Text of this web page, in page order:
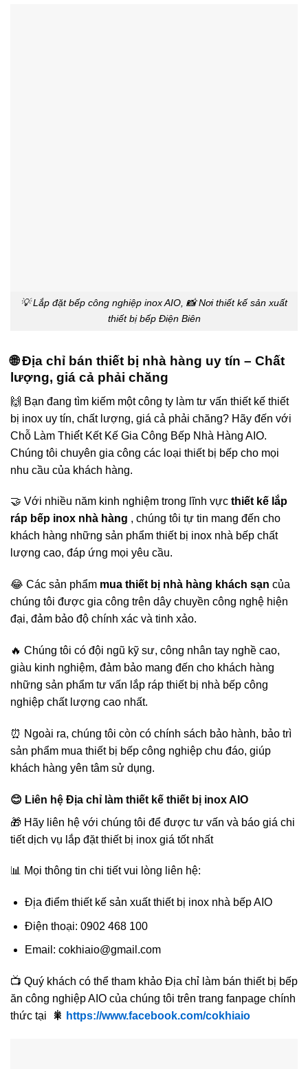
💡 Lắp đặt bếp công nghiệp inox AIO, 📸 Nơi thiết kế sản xuất
thiết bị bếp Điện Biên
🌐 Địa chỉ bán thiết bị nhà hàng uy tín – Chất
lượng, giá cả phải chăng
🙌 Bạn đang tìm kiếm một công ty làm tư vấn thiết kế thiết
bị inox uy tín, chất lượng, giá cả phải chăng? Hãy đến với
Chỗ Làm Thiế́t Kết Kế Gia Công Bếp Nhà Hàng AIO.
Chúng tôi chuyên gia công các loại thiết bị bếp cho mọi
nhu cầu của khách hàng.
🤝 Với nhiều năm kinh nghiệm trong lĩnh vực thiết kế lắp
ráp bếp inox nhà hàng , chúng tôi tự tin mang đến cho
khách hàng những sản phẩm thiết bị inox nhà bếp chất
lượng cao, đáp ứng mọi yêu cầu.
😂 Các sản phẩm mua thiết bị nhà hàng khách sạn của
chúng tôi được gia công trên dây chuyền công nghệ hiện
đại, đảm bảo độ chính xác và tinh xảo.
🔥 Chúng tôi có đội ngũ kỹ sư, công nhân tay nghề cao,
giàu kinh nghiệm, đảm bảo mang đến cho khách hàng
những sản phẩm tư vấn lắp ráp thiết bị nhà bếp công
nghiệp chất lượng cao nhất.
⏰ Ngoài ra, chúng tôi còn có chính sách bảo hành, bảo trì
sản phẩm mua thiết bị bếp công nghiệp chu đáo, giúp
khách hàng yên tâm sử dụng.
😊 Liên hệ Địa chỉ làm thiết kế thiết bị inox AIO
🎁 Hãy liên hệ với chúng tôi để được tư vấn và báo giá chi
tiết dịch vụ lắp đặt thiết bị inox giá tốt nhất
📊 Mọi thông tin chi tiết vui lòng liên hệ:
Đị̣a điểm thiết kế sản xuất thiết bị inox nhà bếp AIO
Điện thoại: 0902 468 100
Email: cokhiaio@gmail.com
📺 Quý khách có thể tham khảo Địa chỉ làm bán thiết bị bếp
ăn công nghiệp AIO của chúng tôi trên trang fanpage chính
thức tại
🎇 https://www.facebook.com/cokhiaio